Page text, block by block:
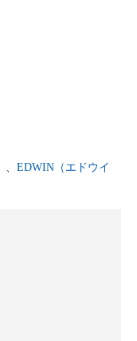
、 EDWIN（エドウイ